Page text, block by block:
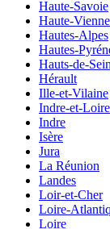
Haute-Savoie
Haute-Vienne
Hautes-Alpes
Hautes-
Hauts-de-
Hérault
Ille-et-Vilaine
Indre-et-Loire
Indre
Isère
Jura
La Réunion
Landes
Loir-et-Cher
Loire-
Loire